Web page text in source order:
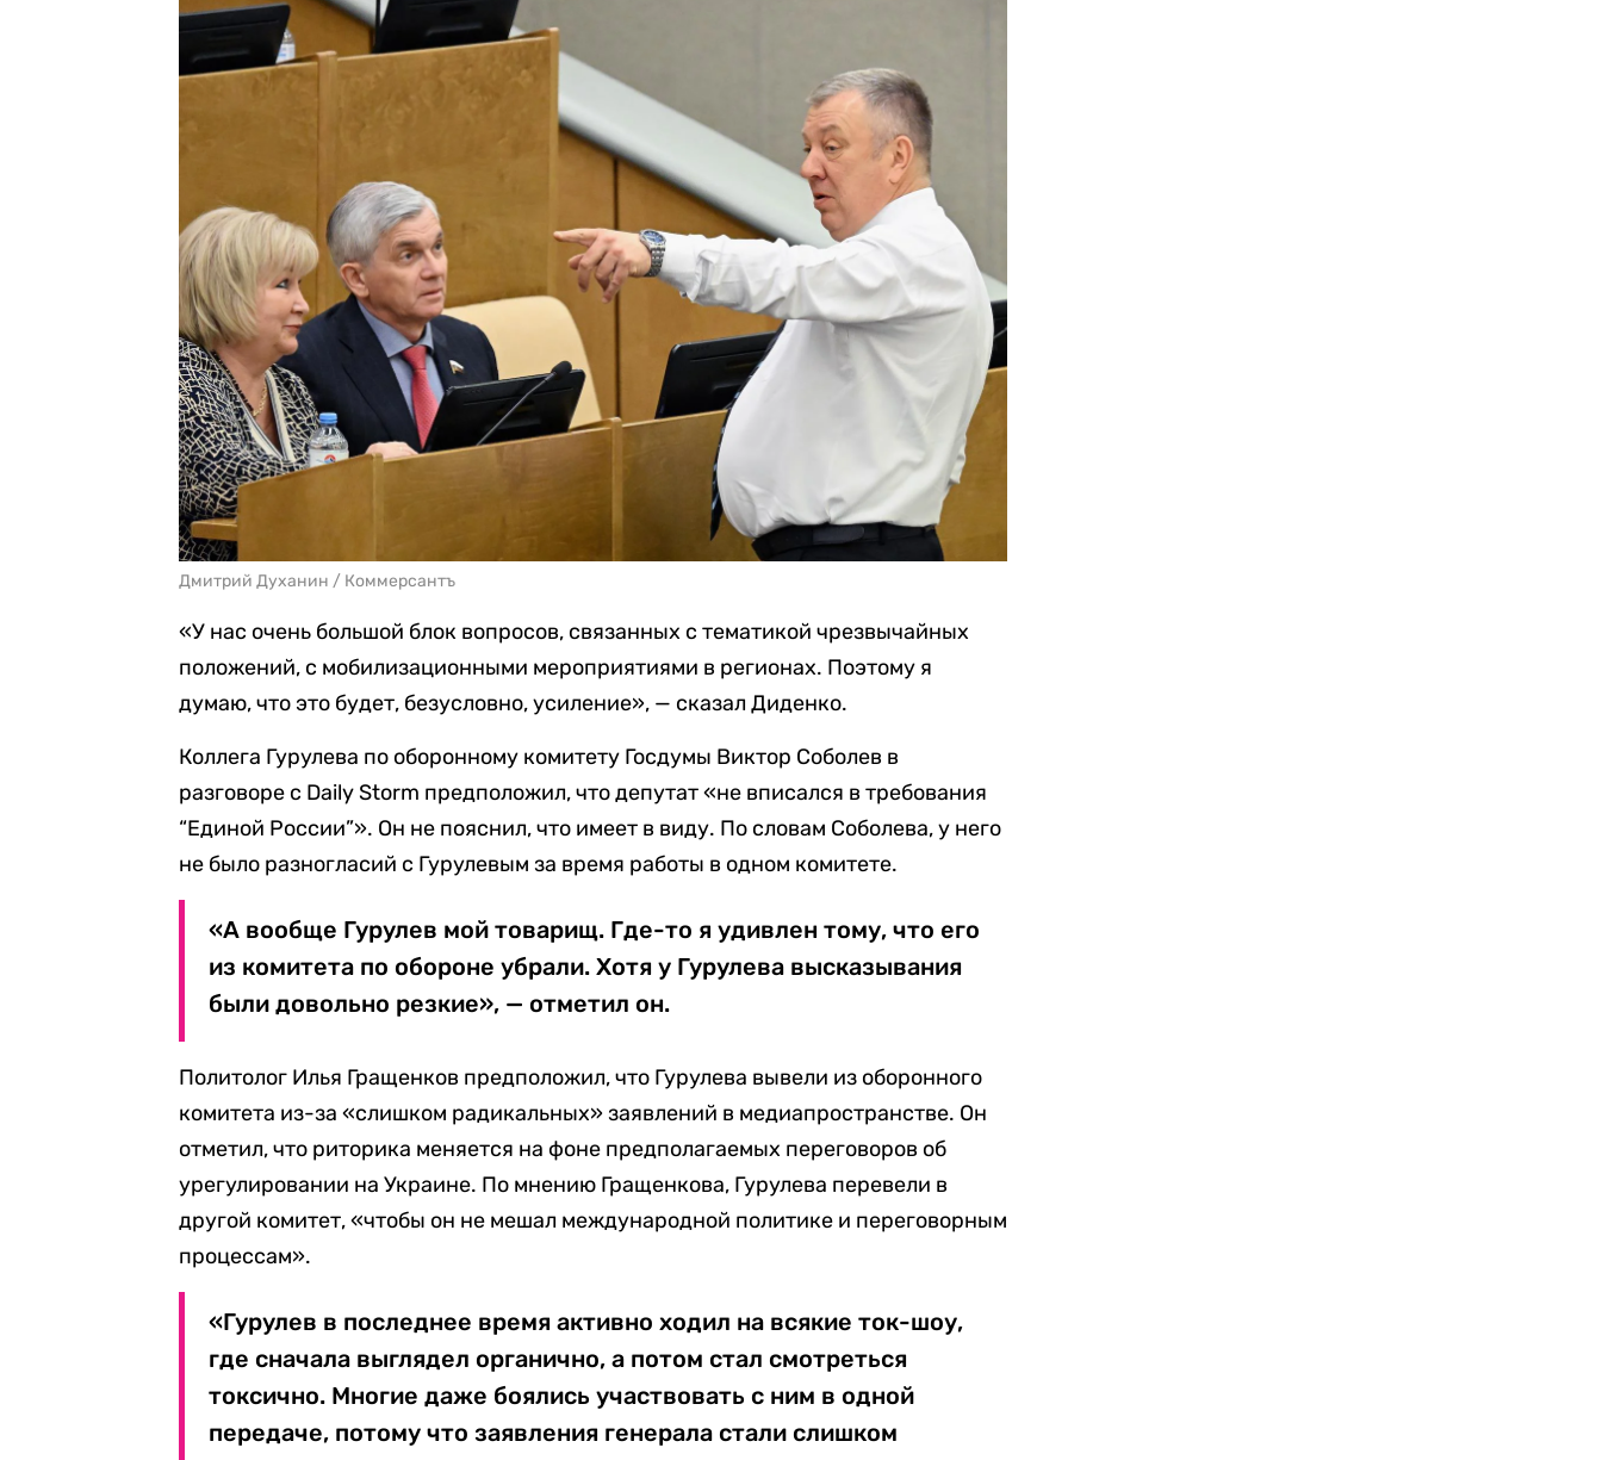
Дмитрий Духанин / Коммерсантъ
«У нас очень большой блок вопросов, связанных с тематикой чрезвычайных
положений, с мобилизационными мероприятиями в регионах. Поэтому я
думаю, что это будет, безусловно, усиление», — сказал Диденко.
Коллега Гурулева по оборонному комитету Госдумы Виктор Соболев в
разговоре с Daily Storm предположил, что депутат «не вписался в требования
“Единой России”». Он не пояснил, что имеет в виду. По словам Соболева, у него
не было разногласий с Гурулевым за время работы в одном комитете.
«А вообще Гурулев мой товарищ. Где-то я удивлен тому, что его
из комитета по обороне убрали. Хотя у Гурулева высказывания
были довольно резкие», — отметил он.
Политолог Илья Гращенков предположил, что Гурулева вывели из оборонного
комитета из-за «слишком радикальных» заявлений в медиапространстве. Он
отметил, что риторика меняется на фоне предполагаемых переговоров об
урегулировании на Украине. По мнению Гращенкова, Гурулева перевели в
другой комитет, «чтобы он не мешал международной политике и переговорным
процессам».
«Гурулев в последнее время активно ходил на всякие ток-шоу,
где сначала выглядел органично, а потом стал смотреться
токсично. Многие даже боялись участвовать с ним в одной
передаче, потому что заявления генерала стали слишком